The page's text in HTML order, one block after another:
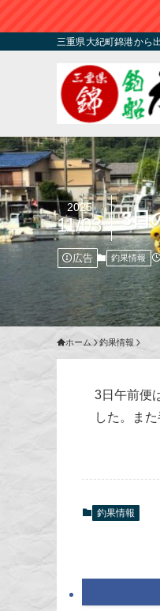
三重県大紀町錦港から
3日
2025
11/03
広告 釣果情報
ホーム 釣果情報
3日午前便
した。ま
釣果情報